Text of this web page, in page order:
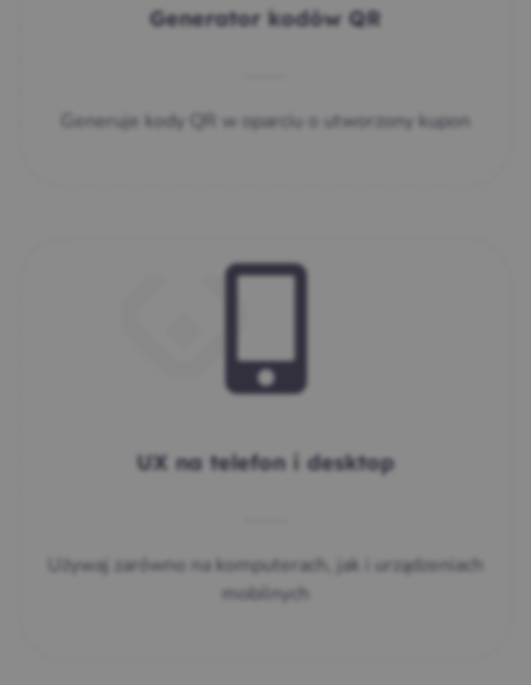
Generator kodów QR
Generuje kody QR w oparciu o utworzony kupon
UX na telefon i desktop
Używaj zarówno na komputerach, jak i urządzeniach
mobilnych